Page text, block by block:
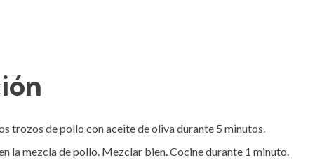
trozos de pollo con aceite de oliva durante 5 minutos.
la mezcla de pollo. Mezclar bien. Cocine durante 1 minuto.